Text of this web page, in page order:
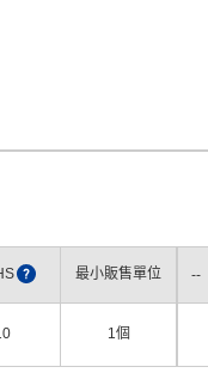
? 最小販售單位
1個